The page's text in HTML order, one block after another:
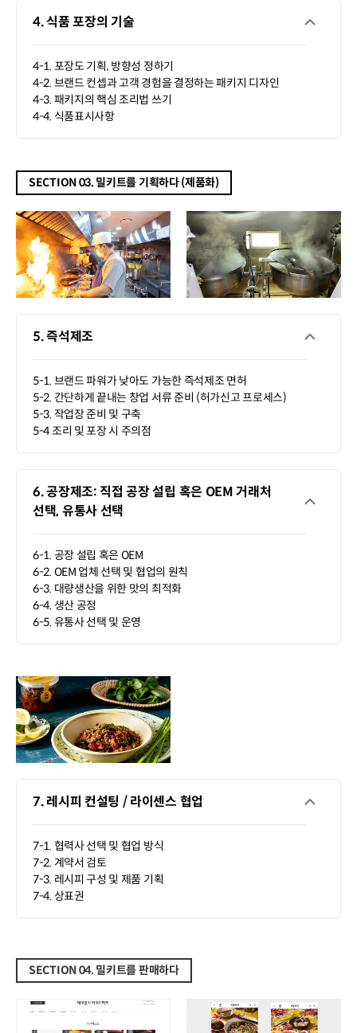
4. 식품 포장의 기술
4-1. 포장도 기획, 방향성 정하기
4-2. 브랜드 컨셉과 고객 경험을 결정하는 패키지 디자인
4-3. 패키지의 핵심 조리법 쓰기
4-4. 식품표시사항
SECTION 03. 밀키트를 기획하다 (제품화)
5. 즉석제조
5-1. 브랜드 파워가 낮아도 가능한 즉석제조 면허
5-2. 간단하게 끝내는 창업 서류 준비 (허가신고 프로세스)
5-3. 작업장 준비 및 구축
5-4 조리 및 포장 시 주의점
6. 공장제조: 직접 공장 설립 혹은 OEM 거래처
선택, 유통사 선택
6-1. 공장 설립 혹은 OEM
6-2. OEM 업체 선택 및 협업의 원칙
6-3. 대량생산을 위한 맛의 최적화
6-4. 생산 공정
6-5. 유통사 선택 및 운영
7. 레시피 컨설팅 / 라이센스 협업
7-1. 협력사 선택 및 협업 방식
7-2. 계약서 검토
7-3. 레시피 구성 및 제품 기획
7-4. 상표권
SECTION 04. 밀키트를 판매하다